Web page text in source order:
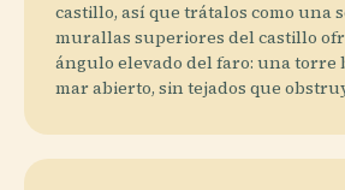
castillo, así que trátalos como una
murallas superiores del castillo
ángulo elevado del faro: una torre
mar abierto, sin tejados que